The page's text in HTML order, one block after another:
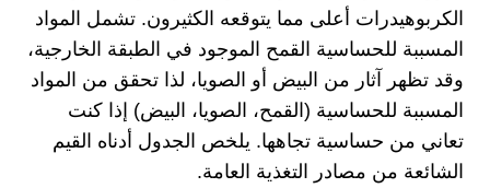
الكربوهيدرات أعلى مما يتوقعه الكثيرون. تشمل المواد
المسببة للحساسية القمح الموجود في الطبقة الخارجية،
وقد تظهر آثار من البيض أو الصويا، لذا تحقق من المواد
المسببة للحساسية (القمح، الصويا، البيض) إذا كنت
تعاني من حساسية تجاهها. يلخص الجدول أدناه القيم
الشائعة من مصادر التغذية العامة.